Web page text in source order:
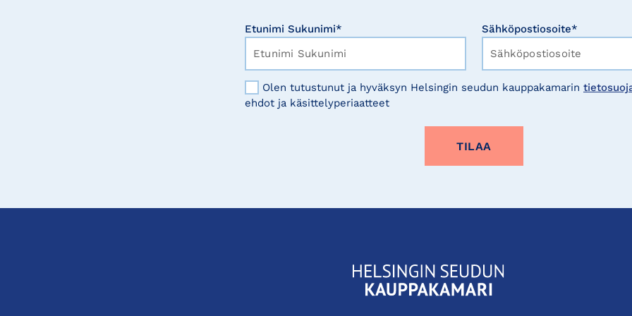
Etunimi Sukunimi* Sähköpostiosoite*
Olen tutustunut ja hyväksyn Helsingin seudun kauppakamarin
ehdot ja käsittelyperiaatteet
KauppakamariHelsingin
seudun